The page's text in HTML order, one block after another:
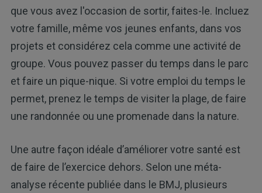
que vous avez l'occasion de sortir, faites-le. Incluez
votre famille, même vos jeunes enfants, dans vos
projets et considérez cela comme une activité de
groupe. Vous pouvez passer du temps dans le parc
et faire un pique-nique. Si votre emploi du temps le
permet, prenez le temps de visiter la plage, de faire
une randonnée ou une promenade dans la nature.
Une autre façon idéale d’améliorer votre santé est
de faire de l’exercice dehors. Selon une méta-
analyse récente publiée dans le BMJ, plusieurs